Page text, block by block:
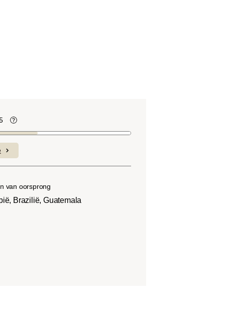
Koffiebonen bevatten, net als veel ander
van verschillende factoren, zoals het
herkomst en vooral het brandproces.
van oorsprong
Brazilië, Guatemala